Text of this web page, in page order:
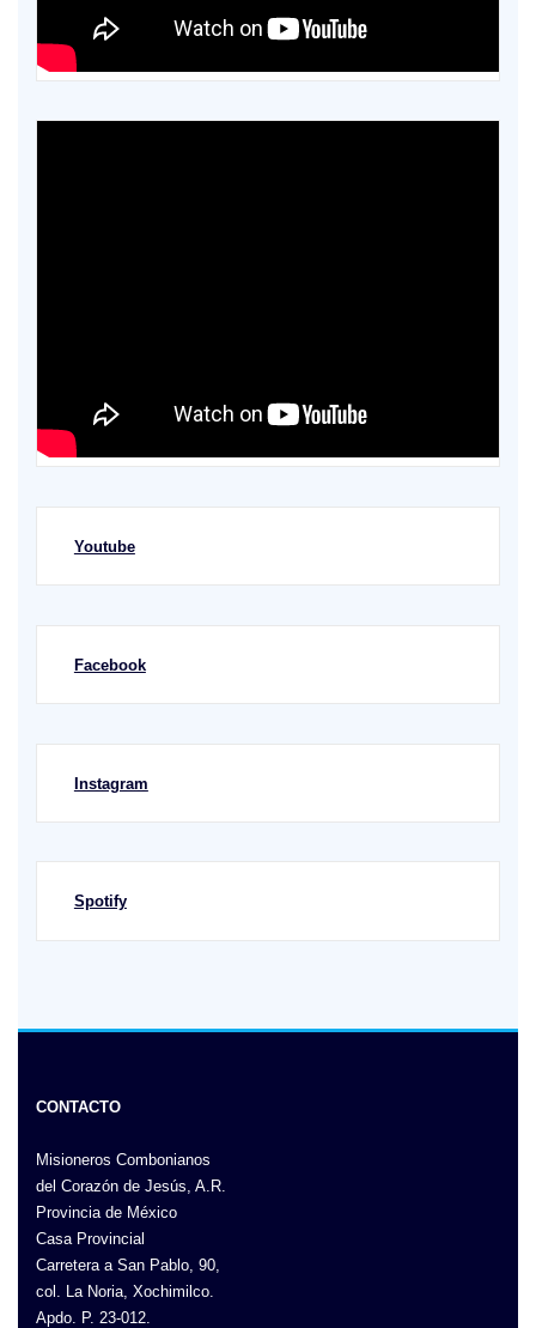
Youtube
Facebook
Instagram
Spotify
CONTACTO
Misioneros Combonianos
del Corazón de Jesús, A.R.
Provincia de México
Casa Provincial
Carretera a San Pablo, 90,
col. La Noria, Xochimilco.
Apdo. P. 23-012.